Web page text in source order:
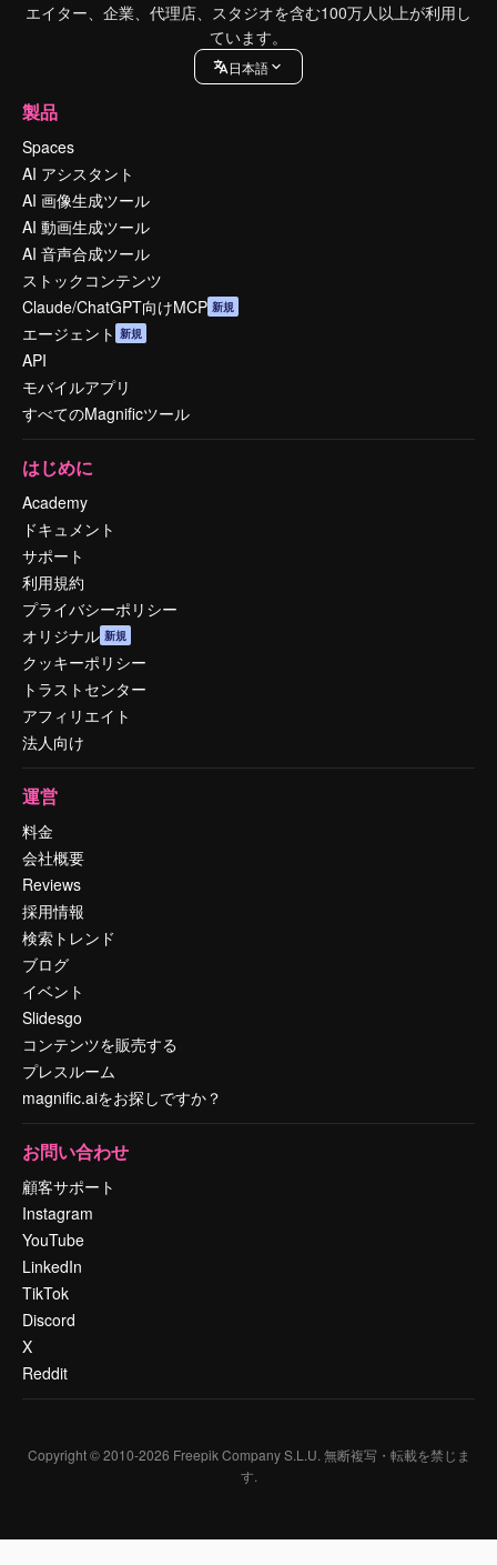
エイター、企業、代理店、スタジオを含む100万人以上が利用し
ています。
日本語
製品
Spaces
AI アシスタント
AI 画像生成ツール
AI 動画生成ツール
AI 音声合成ツール
ストックコンテンツ
Claude/ChatGPT向けMCP 新規
エージェント 新規
API
モバイルアプリ
すべてのMagnificツール
はじめに
Academy
ドキュメント
サポート
利用規約
プライバシーポリシー
オリジナル 新規
クッキーポリシー
トラストセンター
アフィリエイト
法人向け
運営
料金
会社概要
Reviews
採用情報
検索トレンド
ブログ
イベント
Slidesgo
コンテンツを販売する
プレスルーム
magnific.aiをお探しですか？
お問い合わせ
顧客サポート
Instagram
YouTube
LinkedIn
TikTok
Discord
X
Reddit
Copyright © 2010-2026 Freepik Company S.L.U. 無断複写・転載を禁じま
す.